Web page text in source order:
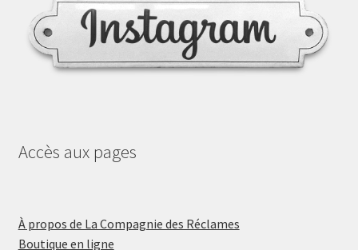
Accès aux pages
À propos de La Compagnie des Réclames
Boutique en ligne